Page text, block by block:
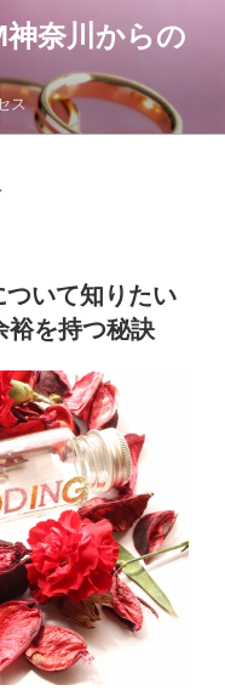
奈川からの
ス
いて知りたい
裕を持つ秘訣